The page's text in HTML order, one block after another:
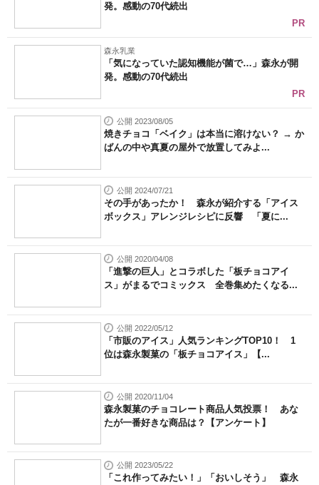
発。感動の70代続出
PR
森永乳業
「気になっていた認知機能が菌で…」森永が開
発。感動の70代続出
PR
公開 2023/08/05
焼きチョコ「ベイク」は本当に溶けない？ → か
ばんの中や真夏の屋外で放置してみよ...
公開 2024/07/21
その手があったか！ 森永が紹介する「アイス
ボックス」アレンジレシピに反響 「夏に...
公開 2020/04/08
「進撃の巨人」とコラボした「板チョコアイ
ス」がまるでコミックス 全巻集めたくなる...
公開 2022/05/12
「市販のアイス」人気ランキングTOP10！ 1
位は森永製菓の「板チョコアイス」【...
公開 2020/11/04
森永製菓のチョコレート商品人気投票！ あな
たが一番好きな商品は？【アンケート】
公開 2023/05/22
「これ作ってみたい！」「おいしそう」 森永